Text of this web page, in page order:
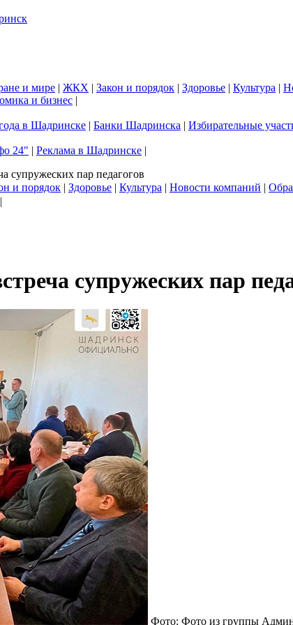
и мире | ЖКХ | Закон и порядок | Здоровье | Культура |
и бизнес |
в Шадринске | Банки Шадринска | Избирательные
24" | Реклама в Шадринске |
супружеских пар педагогов
и порядок | Здоровье | Культура | Новости компаний |
|
супружеских пар
Фото: Фото из группы